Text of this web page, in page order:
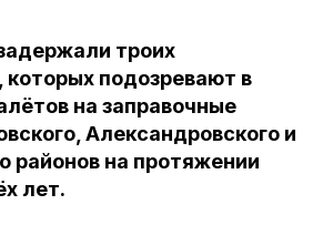
троих
которых подозревают в
на заправочные
Александровского и
районов на протяжении
лет.